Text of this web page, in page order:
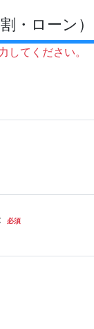
割・ローン
してください。
必須